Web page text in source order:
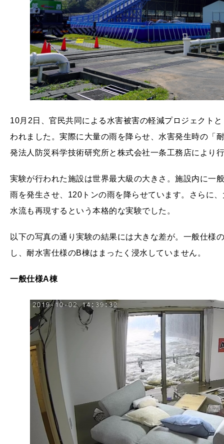
10月2日、官民共同による水害被害の軽減プロジェクト
われました。実際に大量の雨を降らせ、水害発生時の「
発法人防災科学技術研究所と株式会社一条工務店により
実験が行われた施設は世界最大級の大きさ。施設内に一
雨を発生させ、120トンの雨を降らせています。さらに
水流も再現するという本格的な実験でした。
以下の写真の通り実験の結果には大きな差が。一般仕様
し、耐水害仕様のB棟はまったく浸水していません。
一般仕様A棟